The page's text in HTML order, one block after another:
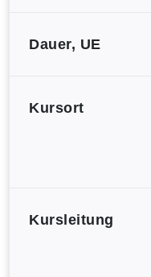
Dauer, UE
Kursort
Kursleitung